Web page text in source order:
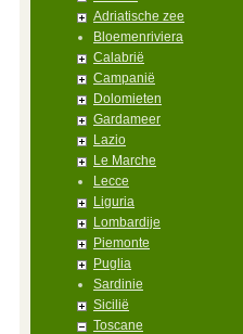
Adriatische zee
Bloemenriviera
Calabrië
Campanië
Dolomieten
Gardameer
Lazio
Le Marche
Lecce
Liguria
Lombardije
Piemonte
Puglia
Sardinie
Sicilië
Toscane